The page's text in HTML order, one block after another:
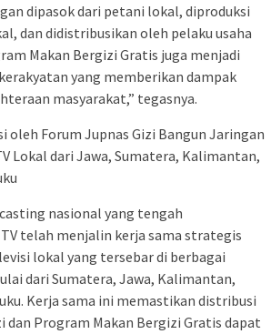
dipasok dari petani lokal, diproduksi
dan didistribusikan oleh pelaku usaha
Makan Bergizi Gratis juga menjadi
yang memberikan dampak
masyarakat,” tegasnya.
oleh Forum Jupnas Gizi Bangun Jaringan
Lokal dari Jawa, Sumatera, Kalimantan,
nasional yang tengah
telah menjalin kerja sama strategis
lokal yang tersebar di berbagai
dari Sumatera, Jawa, Kalimantan,
Kerja sama ini memastikan distribusi
dan Program Makan Bergizi Gratis dapat